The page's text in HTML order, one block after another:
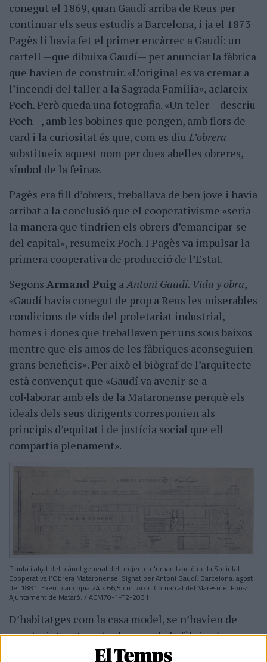
conegut el 1869, quan Gaudí arriba de Reus per
continuar els seus estudis a Barcelona, i ja el 1873
Pagès li havia fet el primer encàrrec a Gaudí: un
cartell —que dibuixa Gaudí— per anunciar la fàbrica
que havien de construir. «L’original es va cremar a
l’incendi del taller a la Sagrada Família», aclareix
Poch. Però queda una fotografia. «Un teler —descriu
Poch—, amb les bobines que pengen, amb flors de
card i la curiositat és que, com es diu L’obrera
substitueix aquest nom per dues abelles obreres,
símbol de la feina».
Pagès era fill d’obrers, treballava de ben jove i havia
arribat a la conclusió que el cooperativisme «seria
la manera que tindrien els obrers d’emancipar-se
del capital», resumeix Poch. I Pagès va impulsar la
primera cooperativa de producció de l’Estat.
Segons Armand Puig aAntoni Gaudí. Vida y obra,
«Gaudí havia conegut de prop a Reus les miserables
condicions de vida del proletariat industrial,
homes i dones que treballaven per uns sous baixos
mentre que els amos de les fàbriques aconseguien
grans beneficis». Per això el biògraf de l’arquitecte
està convençut que «Gaudí va avenir-se a
col·laborar amb els de la Mataronense perquè els
ideals dels seus dirigents corresponien als
principis d’equitat i de justícia social que ell
compartia plenament».
Planta i alçat del plànol general del projecte d'urbanització de la Societat
Cooperativa l’Obrera Mataronense. Signat per Antoni Gaudí, Barcelona, agost
del 1881. Exemplar copia 24 x 66,5 cm. Arxiu Comarcal del Maresme. Fons:
Ajuntament de Mataró. / ACM70-1-T2-2031
D’habitatges com la casa model, se n’havien de
construir trenta entre la zona de la fàbrica (on
actualment es troba la Nau Gaudí) i el mar. Les